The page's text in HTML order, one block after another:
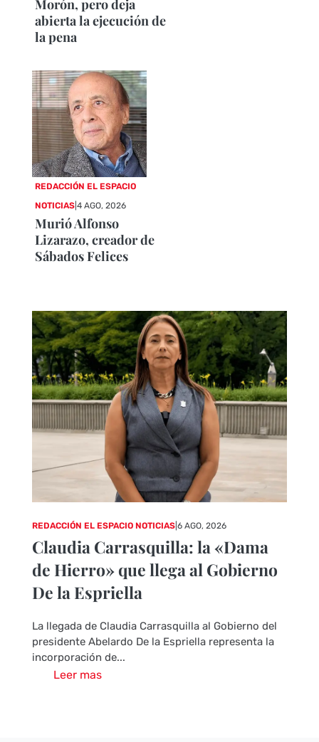
Morón, pero deja
abierta la ejecución de
la pena
REDACCIÓN EL ESPACIO
NOTICIAS |4 AGO, 2026
Murió Alfonso
Lizarazo, creador de
Sábados Felices
REDACCIÓN EL ESPACIO NOTICIAS| 6 AGO, 2026
Claudia Carrasquilla: la «Dama
de Hierro» que llega al Gobierno
De la Espriella
La llegada de Claudia Carrasquilla al Gobierno del
presidente Abelardo De la Espriella representa la
incorporación de...
Leer mas